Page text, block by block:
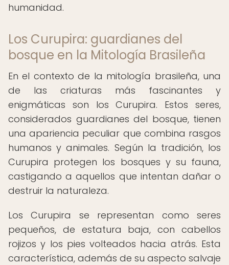
humanidad.
Los Curupira: guardianes del
bosque en la Mitología Brasileña
En el contexto de la mitología brasileña, una
de las criaturas más fascinantes y
enigmáticas son los Curupira. Estos seres,
considerados guardianes del bosque, tienen
una apariencia peculiar que combina rasgos
humanos y animales. Según la tradición, los
Curupira protegen los bosques y su fauna,
castigando a aquellos que intentan dañar o
destruir la naturaleza.
Los Curupira se representan como seres
pequeños, de estatura baja, con cabellos
rojizos y los pies volteados hacia atrás. Esta
característica, además de su aspecto salvaje